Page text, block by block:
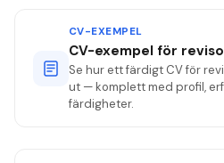
CV-EXEMPEL
CV-exempel för
Se hur ett färdigt CV för
ut — komplett med profil,
färdigheter.